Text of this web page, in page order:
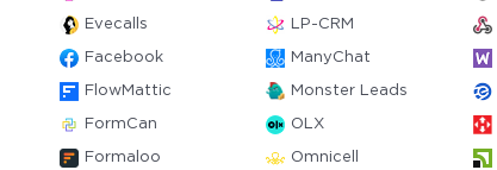
Evecalls LP-CRM
Facebook ManyChat
FlowMattic Monster Leads
FormCan OLX
Formaloo Omnicell